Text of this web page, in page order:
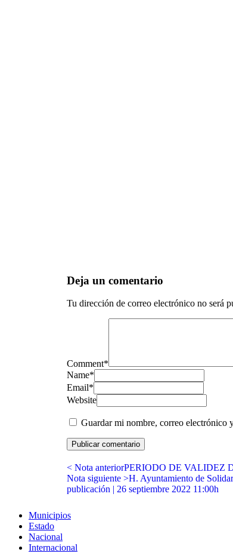
Deja un comentario
Tu dirección de correo electrónico no será
Comment*
Name*
Email*
Website
Guardar mi nombre, correo electrónico
< Nota anteriorPERIODO DE VALIDEZ
Nota siguiente >H. Ayuntamiento de
publicación | 26 septiembre 2022 11:00h
Municipios
Estado
Nacional
Internacional